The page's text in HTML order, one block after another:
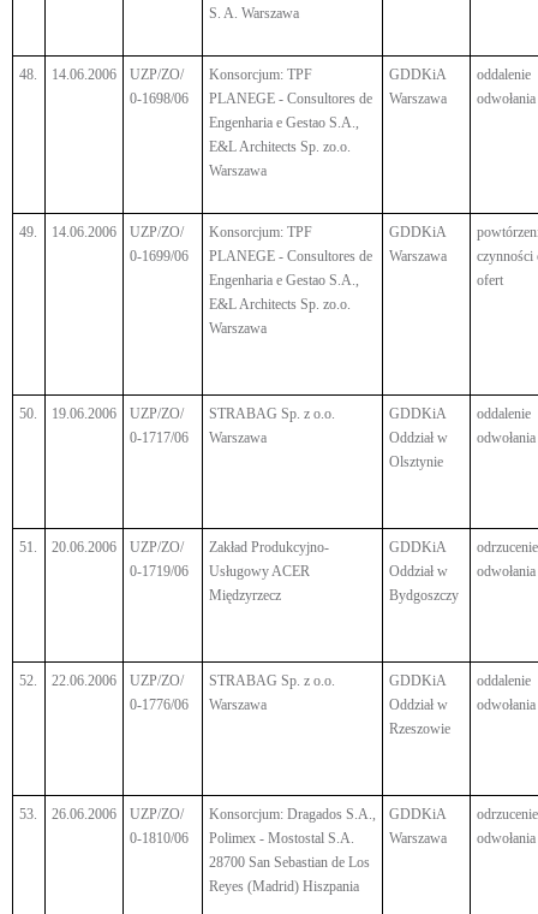
S. A. Warszawa
48. 14.06.2006
UZP/ZO/
0-1698/06
Konsorcjum: TPF
PLANEGE - Consultores de
Engenharia e Gestao S.A.,
E&L Architects Sp. zo.o.
Warszawa
GDDKiA
Warszawa
oddalenie
odwołania
49. 14.06.2006
UZP/ZO/
0-1699/06
Konsorcjum: TPF
PLANEGE - Consultores de
Engenharia e Gestao S.A.,
E&L Architects Sp. zo.o.
Warszawa
GDDKiA
Warszawa
czynności
ofert
50. 19.06.2006
UZP/ZO/
0-1717/06
STRABAG Sp. z o.o.
Warszawa
GDDKiA
Oddział w
Olsztynie
oddalenie
odwołania
51. 20.06.2006
UZP/ZO/
0-1719/06
Zakład Produkcyjno-
Usługowy ACER
Międzyrzecz
GDDKiA
Oddział w
Bydgoszczy
odrzucenie
odwołania
52. 22.06.2006
UZP/ZO/
0-1776/06
STRABAG Sp. z o.o.
Warszawa
GDDKiA
Oddział w
Rzeszowie
oddalenie
odwołania
53. 26.06.2006
UZP/ZO/
0-1810/06
Konsorcjum: Dragados S.A.,
Polimex - Mostostal S.A.
28700 San Sebastian de Los
Reyes (Madrid) Hiszpania
GDDKiA
Warszawa
odrzucenie
odwołania